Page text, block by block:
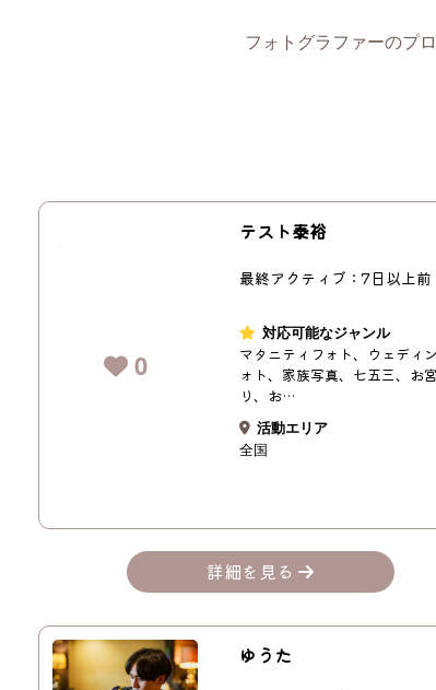
フォトグラファーのプ
0
テスト泰裕
最終アクティブ：7日以上前
対応可能なジャンル
マタニティフォト、ウェディ
ォト、家族写真、七五三、お
り、お…
活動エリア
全国
詳細を見る
ゆうた